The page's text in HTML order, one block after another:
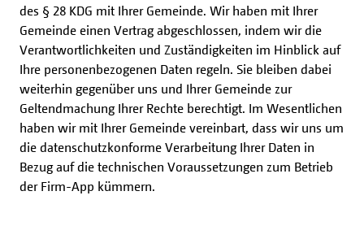
des § 28 KDG mit Ihrer Gemeinde. Wir haben mit Ihrer
Gemeinde einen Vertrag abgeschlossen, indem wir die
Verantwortlichkeiten und Zuständigkeiten im Hinblick auf
Ihre personenbezogenen Daten regeln. Sie bleiben dabei
weiterhin gegenüber uns und Ihrer Gemeinde zur
Geltendmachung Ihrer Rechte berechtigt. Im Wesentlichen
haben wir mit Ihrer Gemeinde vereinbart, dass wir uns um
die datenschutzkonforme Verarbeitung Ihrer Daten in
Bezug auf die technischen Voraussetzungen zum Betrieb
der Firm-App kümmern.